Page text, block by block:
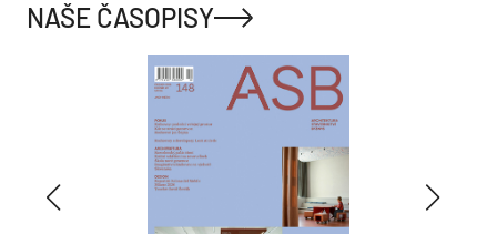
NAŠE ČASOPISY